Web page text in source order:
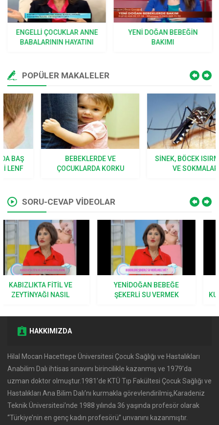
ENGELLI ÇOCUKLAR ANNE
BABALARININ HAYATINI
YENI DOĞAN BEBEĞIN
BAKIMI
POPÜLER MAKALELER
BEBEKLERDE VE
ÇOCUKLARDA KORKU
SINEK, BÖCEK ISIRMALARI
VE SOKMALARI
SORU-CEVAP VİDEOLAR
YENIDOĞAN BEBEĞE
ŞEKERLI SU VERMEK
BEBEKLERDE HANGI
KUSMALAR NORMAL KABUL
HAKKIMIZDA
Hilal Mocan Hacettepe Üniversitesi Çocuk Sağlığı ve Hastalıkları
Anabilim Dalı ihtisas sınavını birincilikle kazanmış ve 1979’da
uzman doktor olmuştur.1981’de KTÜ Tıp Fakültesi Çocuk Sağlığı ve
Hastalıkları Ana Bilim Dalı’nı kurmakla görevlendirilmiş,Karadeniz
Teknik Üniversitesi’nde 1988 yılında 36 yaşında profesör olarak
‘‘Türkiye’nin en genç kadın profesörü’’ unvanını kazanmıştır.